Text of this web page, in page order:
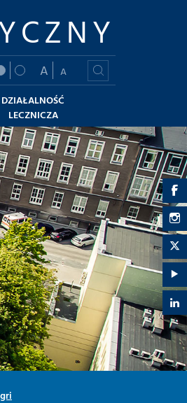
A
A
DZIAŁALNOŚĆ
LECZNICZA
-
-
-
-
-